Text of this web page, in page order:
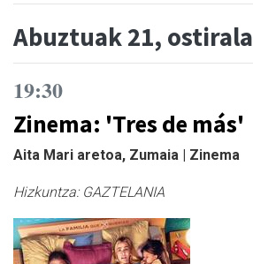
Abuztuak 21, ostirala
19:30
Zinema: 'Tres de más'
Aita Mari aretoa, Zumaia | Zinema
Hizkuntza: GAZTELANIA